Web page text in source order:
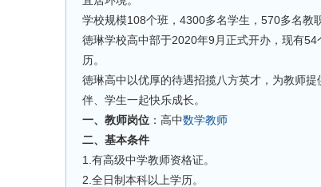
学校规模108个班，4300多名学生，570多名教
徳琳学校高中部于2020年9月正式开办，现有
历。
徳琳高中以优厚的待遇招揽八方英才，为教师
伴、学生一起快乐成长。
一、教师岗位 ：高中数学教师
二、基本条件
1.有高级中学教师资格证。
2.全日制本科以上学历。